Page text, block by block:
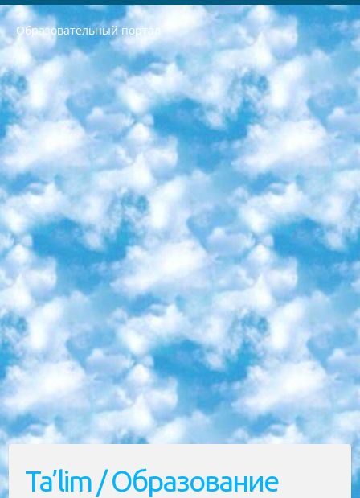
Образовательный портал
РЕСПУБЛИКА УЗБЕКИСТАН МИНИСТРЕРСТВО ДОШКОЛЬНОГО И ШКОЛЬНОГО ОБРАЗОВАНИЯ КОМАНДА в общеобразовательных учреждениях в 2023-2024 учебном году организация и проведение итоговой государственной аттестации обучающихся о Министра дошкольного и школьного образования Республики Узбекистан от 4 марта 2008 года (постановлением Минюста от 20 марта 2008 года № 1778 государственной регистрации) «Итоговое состояние учащихся общего среднего образования на основании положения об утверждении положения об аттестации общего среднего образования выпускной экзамен студентов в образовательных учреждениях в 2023-2024 учебном году В целях организации и прохождения аттестации приказываю: 1. Следующее: перечень предметов, по которым будет проводиться итоговая государственная аттестация и экзамен формы перевода согласно приложению 1; сертификаты международного образца, оценивающие уровень владения иностранными языками перечень согласно приложению 2; 2. Педагогический при специализированных образовательных учреждениях. научно-практический центр квалификации и международной оценки (Д.Давидова) 2024 г. До 25 марта: задания по предметам, по которым будет проводиться итоговая аттестация разработка и утверждение технических условий; итоговая аттестация на основании разработанного предметного задания разработка вопросов по предметам (устно и письменно), экзамен передача; общеобразовательные средние школы и специальные учебные заведения учащиеся выпускных классов школ и интернатов в агентской системе подготовка базы данных экзаменационных материалов и критериев оценки; перевод базы экзаменационных материалов на все языки обучения подать в Республиканский образовательный центр для изготовления; варианты экзаменов на основе разработанных контрольных материалов пусть будут поставлены задачи формирования. 3. Республиканский образовательный центр (Ш.Худайкулов) до 5 апреля 2024 года. до: база данных предоставленных экзаменационных материалов на все языки обучения перевод и экспертиза; для слепых, слабовидящих, глухих, слабослышащих и умственно отсталых детей учащиеся выпускных классов специализированных школ и школ-интернатов база данных экзаменационных материалов на всех преподаваемых языках подготовка критериев оценки; специализированные школы для умственно отсталых детей и технологии для учащихся выпускных классов школ-интернатов разработка соответствующих рекомендаций и критериев проведения ЕГЭ по естествознанию давать задания. 4. Педагогический при специализированных образовательных учреждениях. Научно-практический центр навыков и международной оценки (Д.Давидова), Республика образовательный центр (Худайкулов Ш.) итоговый государственный аттестационный экзамен ориентирован на творческое и логическое мышление при подготовке базы материалов учитывать введение заданий. 5. Следует отметить, что: сертификат государственного образца о знании общеобразовательного предмета и как минимум национальный уровень B1 по предметам на иностранных языках, указанным в Приложении 2. или международно признанный сертификат эквивалентного уровня студенты, изучающие определенный предмет, освобождаются от экзамена; по соответствующим предметам запланирована итоговая государственная аттестация за день до дня, путем жеребьевки Рабочей группой (в письменной форме по предметам, проводимым в форме) из числа сформированных вариантов выбрано 2 варианта; 2 выбранных варианта экзамена анонсированы на официальном сайте министерства и все выпускники по всей стране на основе этих вариантов проводит итоговую государственную аттестацию. 6. Государственное образование учащихся средних общеобразовательных учреждений. знания в соответствии с квалификационными требованиями, которые необходимо приобрести на основании стандартов итоговый (выпускной) контроль для 9 и 11 классов в целях тестирования Экзамены (далее – экзамены) состоят из предметов, перечисленных в приложении 1. будет сделано. 7. Экзамены пройдут с 26 мая по 15 июня 2024 г. (кроме науки физического воспитания). 8. Физическая для учащихся 9 классов общесредних образовательных учреждений. Экзамены по предмету «Образование, квалификация медицина» 1-6 мая 2024 года. сотрудники перевести под присмотр (с отклонениями в физическом или умственном развитии) специализированная школа для детей, школы-интернаты и со сколиозом школы-интернаты санаторного типа для больных детей исключены). 9. Он был слепым, слабовидящим и имел нарушения опорно-двигательного аппарата. экзамены в специализированных школах и интернатах для детей должны проводиться исходя из требований, предъявляемых к общеобразовательным учреждениям (физкультура кроме науки). 10. Специализированная школа для глухих и слабослышащих детей. и экзамены в интернатах и быть реализован в виде письменного теста по математике. 11. Специальность для умственно отсталых детей. Для 9 класса Родной язык и литературное письмо Государственный язык (язык обучения – узбекский). для неклассов) написано Математическое письмо Письменная/устная история Узбекистана Физическое воспитание практично Итоговый контроль Для 11 класса Написание родного языка и литературы (эссе) Математическое письмо Узбекский язык (обучение на узбекском языке) не посещающее общее среднее образование для учреждений)/Образовательное учреждение выбор письменный и устный Иностранный язык письменный/устный Письменная/устная история Узбекистана *По выбору студента:  Химия  Физика  Основы государственного права  География 10 бесплатных образовательных ресурсов - Мы составили подборку онлайн-проектов с интерактивными упражнениями, видеолекциями и статьями. Они помогут вам обрести новые и освежить старые знания бесплатно. 1. «ИНТУИТ» Старейшая образовательная площадка Рунета. Здесь вы найдёте сотни текстовых и видеокурсов на десятки различных тем — от программирования до психологии. Многие курсы подготовлены российскими университетами и крупными международными компаниями вроде Intel и Microsoft. Самостоятельное обучение бесплатное, но желающие могут оплатить услуги персональных наставников. 2. «Смартия» знакомит с актуальными профессиями и подсказывает, как им обучаться. Выбрав заинтересовавшую вас специальность — SMM-специалист, фотограф, веб-дизайнер или другую, — увидите список необходимых для неё умений. Чтобы вы могли освоить их самостоятельно, для каждого умения площадка отображает подборку ссылок на учебные материалы. Хотя «Смартия» ориентируется на русскоязычную аудиторию, часть контента всё же доступна только на английском. 3. «Лекторий Физтеха» Проект Московского физико-технического института (Физтеха). С его помощью вы можете смотреть онлайн серии лекций, записанные на видео в этом вузе. В числе доступных предметов — физика, биология, химия, информационные технологии и другие. К некоторым лекциям администрация ресурса прилагает готовые конспекты, которые можно скачивать в PDF-формате. 4. ITMOcourses Онлайн-площадка Санкт-Петербургского национального исследовательского университета информационных технологий, механики и оптики (ИТМО). Ресурс предоставляет свободный доступ к курсам, разработанным в этом вузе. Каталог материалов разбит на четыре категории: «Оптические системы и технологии», «Приборостроение и робототехника», «Информационные технологии» и «Биотехнологии». Курсы состоят из видеолекций, интерактивных демонстраций и заданий. 5. «КиберЛенинка» Электронная научная библиотека открытого доступа. Каталог площадки регулярно обрастает текстами статей из различных научных изданий. Сгруппированные по журналам и рубрикам публикации можно читать онлайн или скачивать целиком в PDF-формате. Проект нацелен на популяризацию науки за счёт открытого доступа к качественной информации. 6. «ПостНаука» На этом ресурсе публикуют подборки видеолекций, составленные экспертами из разных отраслей и объединённые общими темами. Среди них, к примеру, есть серии «Биоинформатика и геномика», «Культура средневековой Скандинавии» и Cinema Studies о теории кино. Каждая подборка лекций — логически связанная история, рассказанная экспертом от первого лица. Кроме того, на сайте появляются научно-образовательные статьи и тесты на разные темы. 7. «Newочём» Команда проекта «Newочём» отбирает самые интересные тексты из англоязычных СМИ и переводит те из них, за которые голосуют участники сообщества «ВКонтакте». По большей части это научно-популярные статьи. Редакторы придумывают лишь заголовки, в остальном содержание переводов соответствует оригиналам. Полные тексты можно читать прямо в социальной сети. 8. InternetUrok Онлайн-база материалов по основным дисциплинам школьной программы. Информация на сайте структурирована по классам, предметам и темам (урокам). Каждый урок состоит из видеолекций и конспектов. Есть также интерактивные тренажёры и тесты для закрепления пройденного материала. Даже если вы давно окончили школу, возможность повторить программу старших классов всегда может пригодиться. 9. Edutainme Ещё один ресурс об образовании. В отличие от Newtonew, как мне кажется, Edutainme больше ориентируется на представителей индустрии: педагогов, предпринимателей, разработчиков образовательных проектов. Но и любой, кто просто стремится к саморазвитию, найдёт на сайте много полезного и интересного для себя. Например, информацию о новых курсах и образовательных сервисах. 10. Newtonew Онлайн-медиа об образовании и обучении в широком смысле. Авторы Newtonew пишут об инструментах, заведениях, тактиках и стратегиях, которые помогают учить других и получать новые знания самостоятельно. На этой площадке вы найдёте новости, обзоры, аналитические мат
Ta’lim / Образование